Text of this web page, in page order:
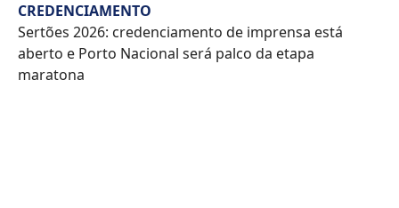
CREDENCIAMENTO
Sertões 2026: credenciamento de imprensa está
aberto e Porto Nacional será palco da etapa
maratona